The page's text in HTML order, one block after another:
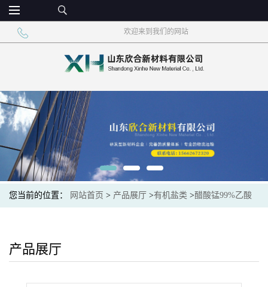
欢迎来到我们的网站
您当前的位置： 网站首页 > 产品展厅 >有机盐类 >醋酸锰99%乙酸
产品展厅